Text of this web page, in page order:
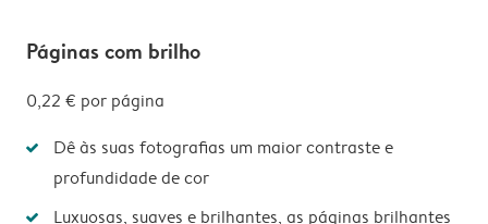
Páginas com brilho
0,22 € por página
Dê às suas fotografias um maior contraste e
profundidade de cor
Luxuosas, suaves e brilhantes, as páginas brilhantes